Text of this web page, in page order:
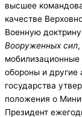
высшее
качестве
Военную
Вооруженных сил
мобилизационные
обороны и другие
государства
положения о
Президент